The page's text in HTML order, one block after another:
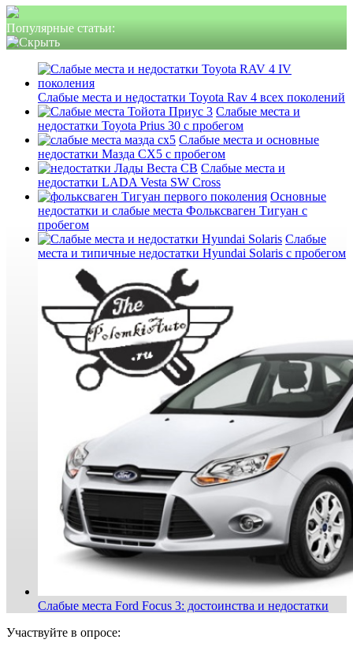
Популярные статьи:
Слабые места и недостатки Toyota Rav 4 всех поколений
Слабые места и
недостатки Toyota Prius 30 с пробегом
Слабые места и основные
недостатки Мазда СХ5 с пробегом
Слабые места и
недостатки LADA Vesta SW Cross
Основные
недостатки и слабые места Фольксваген Тигуан с
пробегом
Слабые
места и типичные недостатки Hyundai Solaris с пробегом
Слабые места Ford Focus 3: достоинства и недостатки
Участвуйте в опросе: